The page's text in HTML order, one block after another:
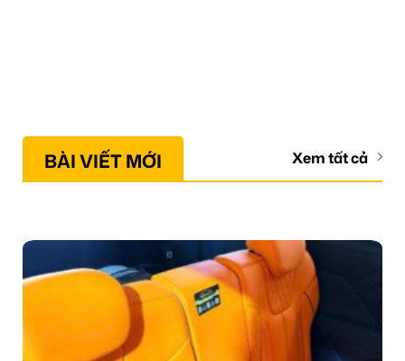
BÀI VIẾT MỚI Xem tất cả